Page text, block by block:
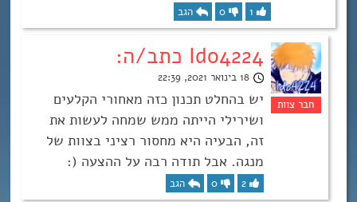
1
0 הגב
Ido4224 כתב/ה:
18 בינואר 2021, 22:39
יש בהחלט תכנון כזה מאחורי הקלעים
ושירילי הייתה ממש שמחה לעשות את
זה, הבעיה היא מחסור רציני בצוות של
מנגה. אבל תודה רבה על ההצעה (:
2
0 הגב